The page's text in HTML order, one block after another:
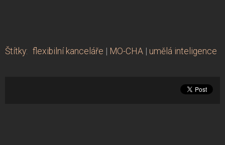
Štítky: flexibilní kanceláře MO-CHA umělá inteligence